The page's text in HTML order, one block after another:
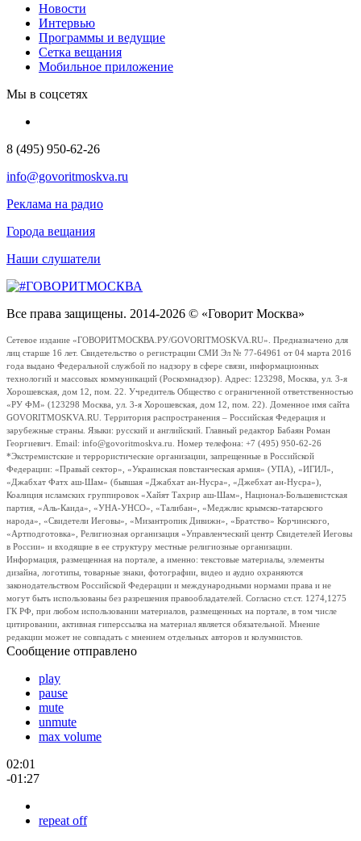
Новости
Интервью
Программы и ведущие
Сетка вещания
Мобильное приложение
Мы в соцсетях
8 (495) 950-62-26
info@govoritmoskva.ru
Реклама на радио
Города вещания
Наши слушатели
Все права защищены. 2014-2026 © «Говорит Москва»
Сетевое издание «ГОВОРИТМОСКВА.РУ/GOVORITMOSKVA.RU». Предназначено для
лиц старше 16 лет. Свидетельство о регистрации СМИ Эл № 77-64961 от 04 марта 2016
года выдано Федеральной службой по надзору в сфере связи, информационных
технологий и массовых коммуникаций (Роскомнадзор). Адрес: 123298, Москва, ул. 3-я
Хорошевская, дом 12, пом. 22. Учредитель Общество с ограниченной ответственностью
«РУ ФМ» (123298 Москва, ул. 3-я Хорошевская, дом 12, пом. 22). Доменное имя сайта
GOVORITMOSKVA.RU. Территория распространения – Российская Федерация и
зарубежные страны. Языки: русский и английский. Главный редактор Бабаян Роман
Георгиевич. Email: info@govoritmoskva.ru. Номер телефона: +7 (495) 950-62-26
*Экстремистские и террористические организации, запрещенные в Российской
Федерации: «Правый сектор», «Украинская повстанческая армия» (УПА), «ИГИЛ»,
«Джабхат Фатх аш-Шам» (бывшая «Джабхат ан-Нусра», «Джебхат ан-Нусра»),
Коалиция исламских группировок «Хайят Тахрир аш-Шам», Национал-Большевистская
партия, «Аль-Каида», «УНА-УНСО», «Талибан», «Меджлис крымско-татарского
народа», «Свидетели Иеговы», «Мизантропик Дивижн», «Братство» Корчинского,
«Артподготовка», Религиозная организация «Управленческий центр Свидетелей Иеговы
в России» и входящие в ее структуру местные религиозные организации.
Информация, размещенная на портале, а именно: текстовые материалы, элементы
дизайна, логотипы, товарные знаки, фотографии, видео и аудио охраняются
законодательством Российской Федерации и международными нормами права и не
могут быть использованы без разрешения правообладателей. Согласно ст.ст. 1274,1275
ГК РФ, при любом использовании материалов, размещенных на портале, в том числе
цитировании, активная гиперссылка на материал является обязательной. Мнение
редакции может не совпадать с мнением отдельных авторов и колумнистов.
Сообщение отправлено
play
pause
mute
unmute
max volume
02:01
-01:27
repeat off